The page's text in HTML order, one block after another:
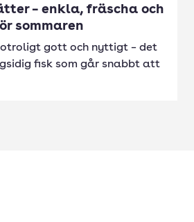
– enkla, fräscha och
sommaren
gott och nyttigt – det
fisk som går snabbt att